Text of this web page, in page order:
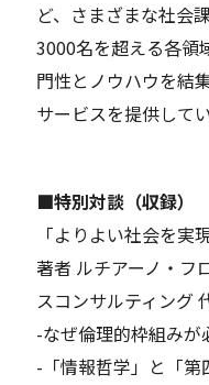
ど、さまざまな社会
3000名を超える各領
門性とノウハウを結
サービスを提供してい
■特別対談（収録）
「よりよい社会を実
著者 ルチアーノ・
スコンサルティング
-なぜ倫理的枠組みが
-「情報哲学」と「第